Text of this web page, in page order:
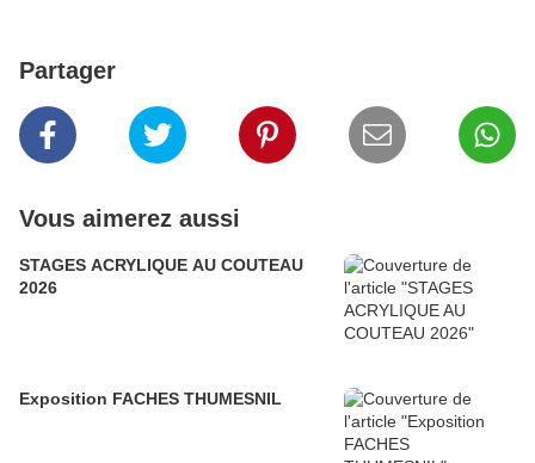
Partager
Vous aimerez aussi
STAGES ACRYLIQUE AU COUTEAU
2026
Exposition FACHES THUMESNIL